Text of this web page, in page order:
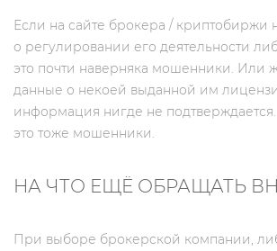
Если на сайте брокера / криптобиржи
о регулировании его деятельности
это почти наверняка мошенники. Или
данные о некоей выданной им
информация нигде не
это тоже мошенники.
НА ЧТО ЕЩЁ ОБРАЩАТЬ
При выборе брокерской компании,